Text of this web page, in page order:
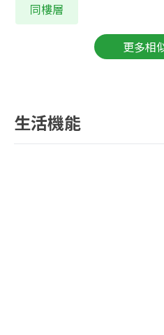
同樓層
更多相
生活機能